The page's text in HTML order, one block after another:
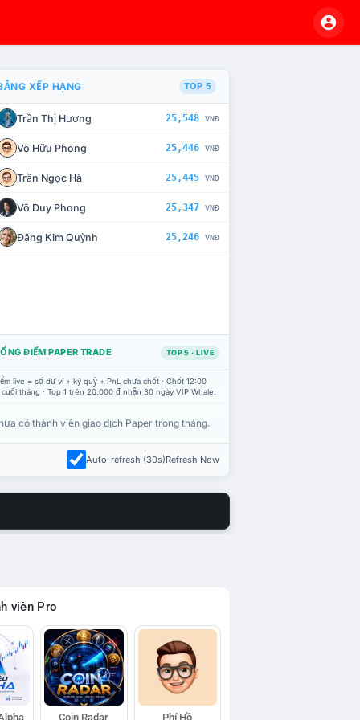
CHẾ TÀI XỬ LÝ VI PHẠM
XẾP HẠNG TOP 5
Trần Thị Hương 25,548 VNĐ
Võ Hữu Phong 25,446 VNĐ
Trần Ngọc Hà 25,445 VNĐ
Võ Duy Phong 25,347 VNĐ
Đặng Kim Quỳnh 25,246 VNĐ
ĐIỂM PAPER TRADE TOP 5 · LIVE
live = số dư ví + ký quỹ + PnL chưa chốt · Chốt 12:00
tháng · Top 1 trên 20.000 đ nhận 30 ngày VIP Whale.
có thành viên giao dịch Paper trong tháng.
Auto-refresh (30s)Refresh Now
viên Pro
Coin Radar Phí Hồ